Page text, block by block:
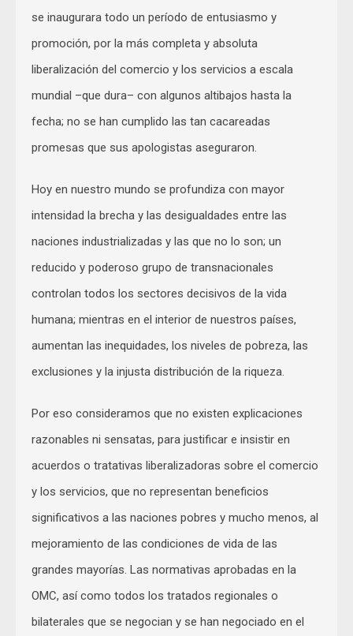
se inaugurara todo un período de entusiasmo y
promoción, por la más completa y absoluta
liberalización del comercio y los servicios a escala
mundial –que dura– con algunos altibajos hasta la
fecha; no se han cumplido las tan cacareadas
promesas que sus apologistas aseguraron.
Hoy en nuestro mundo se profundiza con mayor
intensidad la brecha y las desigualdades entre las
naciones industrializadas y las que no lo son; un
reducido y poderoso grupo de transnacionales
controlan todos los sectores decisivos de la vida
humana; mientras en el interior de nuestros países,
aumentan las inequidades, los niveles de pobreza, las
exclusiones y la injusta distribución de la riqueza.
Por eso consideramos que no existen explicaciones
razonables ni sensatas, para justificar e insistir en
acuerdos o tratativas liberalizadoras sobre el comercio
y los servicios, que no representan beneficios
significativos a las naciones pobres y mucho menos, al
mejoramiento de las condiciones de vida de las
grandes mayorías. Las normativas aprobadas en la
OMC, así como todos los tratados regionales o
bilaterales que se negocian y se han negociado en el